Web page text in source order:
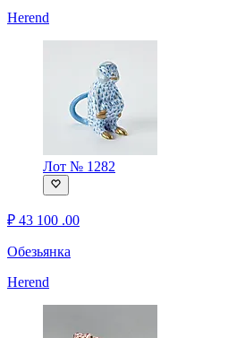
Herend
Лот № 1282
₽ 43 100 .00
Обезьянка
Herend